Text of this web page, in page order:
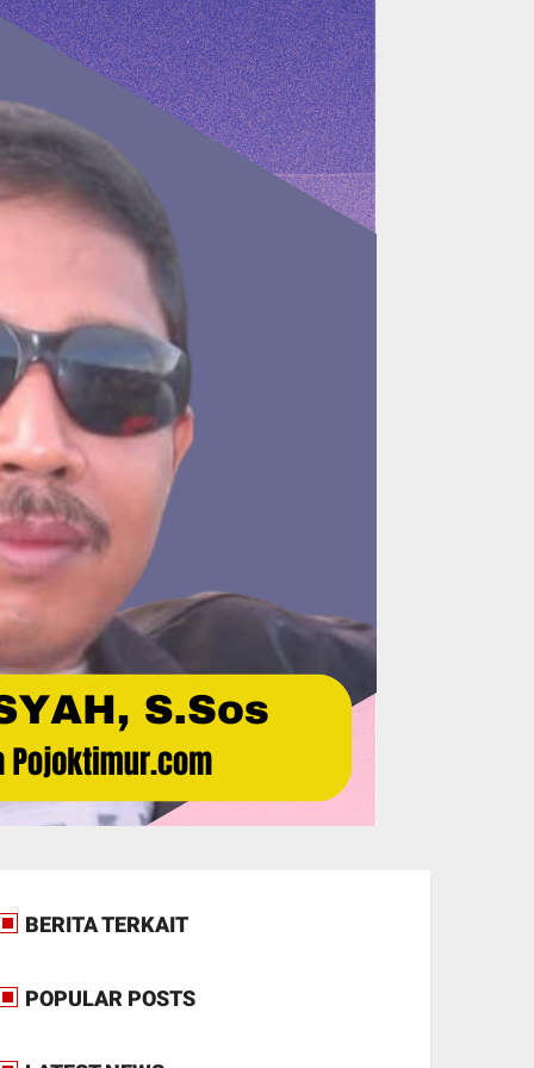
BERITA TERKAIT
POPULAR POSTS